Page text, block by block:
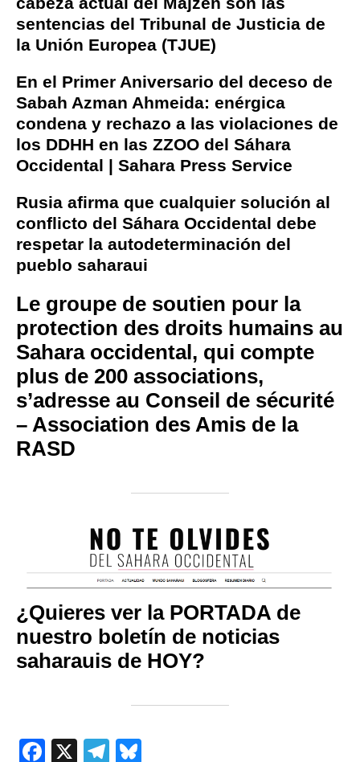
sentencias del Tribunal de Justicia de
la Unión Europea (TJUE)
En el Primer Aniversario del deceso de
Sabah Azman Ahmeida: enérgica
condena y rechazo a las violaciones de
los DDHH en las ZZOO del Sáhara
Occidental | Sahara Press Service
Rusia afirma que cualquier solución al
conflicto del Sáhara Occidental debe
respetar la autodeterminación del
pueblo saharaui
Le groupe de soutien pour la
protection des droits humains au
Sahara occidental, qui compte
plus de 200 associations,
s’adresse au Conseil de sécurité
– Association des Amis de la
RASD
¿Quieres ver la PORTADA de
nuestro boletín de noticias
saharauis de HOY?
Facebook
X Telegram